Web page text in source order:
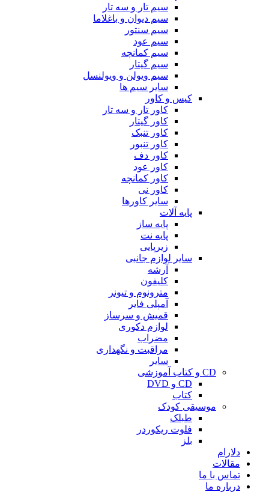
سیم تار و سه تار
سیم دیوان و باغلاما
سیم سنتور
سیم عود
سیم کمانچه
سیم گیتار
سیم ویولن و ویولنسل
سایر سیم ها
کیس و کاور
کاور تار و سه تار
کاور گیتار
کاور تنبک
کاور تنبور
کاور دف
کاور عود
کاور کمانچه
کاور نی
سایر کاورها
پایه آلات
پایه ساز
پایه نت
زیرپایی
سایر لوازم جانبی
آرشه
کلیفون
مترونوم و تیونر
آمپلی فایر
قمیش و سرساز
لوازم دکوری
مضراب
مراقبت و نگهداری
سایر
CD و کتاب آموزشی
CD و DVD
کتاب
موسیقی کودک
طبلک
فلوت ریکوردر
بلز
دلارام
مقالات
تماس با ما
درباره ما